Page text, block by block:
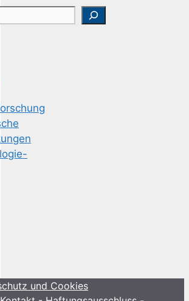
und Cookies